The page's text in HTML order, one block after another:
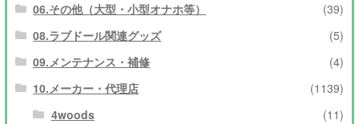
06.その他（大型・小型オナホ等）
(39)
08.ラブドール関連グッズ
(5)
09.メンテナンス・補修
(4)
10.メーカー・代理店
(1139)
4woods
(11)